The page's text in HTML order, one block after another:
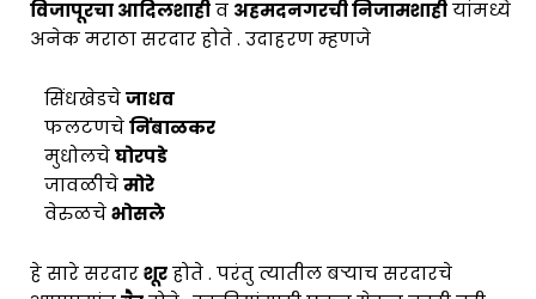
विजापूरचा आदिलशाहीव अहमदनगरची निजामशाहीयांमध्ये
अनेक मराठा सरदार होते . उदाहरण म्हणजे
सिंधखेडचेजाधव
फलटणचेनिंबाळकर
मुधोलचेघोरपडे
जावळीचेमोरे
वेरुळचेभोसले
हे सारे सरदारशूरहोते . परंतु त्यातील बऱ्याच सरदारचे